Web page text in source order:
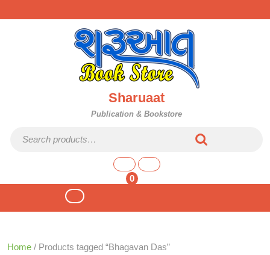
to
Sharuaat
Publication & Bookstore
0
shopping
Open
Home / Products tagged “Bhagavan Das”